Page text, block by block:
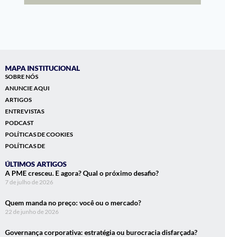
MAPA INSTITUCIONAL
SOBRE NÓS
ANUNCIE AQUI
ARTIGOS
ENTREVISTAS
PODCAST
POLÍTICAS DE COOKIES
POLÍTICAS DE
ÚLTIMOS ARTIGOS
A PME cresceu. E agora? Qual o próximo desafio?
7 de julho de 2026
Quem manda no preço: você ou o mercado?
22 de junho de 2026
Governança corporativa: estratégia ou burocracia disfarçada?